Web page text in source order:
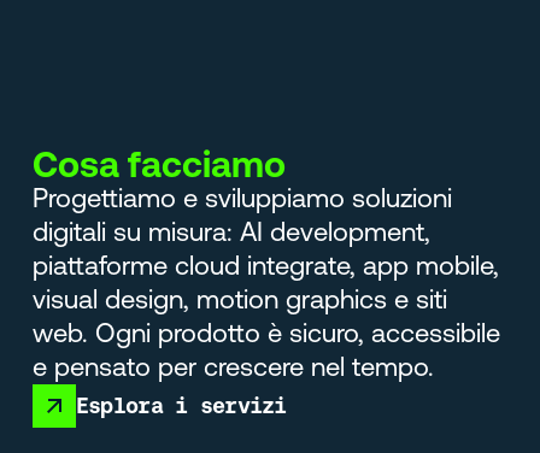
Cosa facciamo
Progettiamo e sviluppiamo soluzioni
digitali su misura: AI development,
piattaforme cloud integrate, app mobile,
visual design, motion graphics e siti
web. Ogni prodotto è sicuro, accessibile
e pensato per crescere nel tempo.
Esplora i servizi